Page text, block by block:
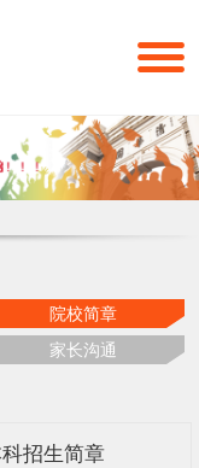
院校简章
家长沟通
招生简章